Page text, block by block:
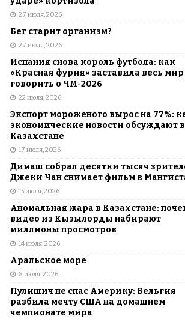
27 июля, 2026
Бег старит организм?
27 июля, 2026
Испания снова король футбола: как
«Красная фурия» заставила весь мир
говорить о ЧМ-2026
22 июля, 2026
Экспорт мороженого вырос на 77%:
экономические новости обсуждают в
Казахстане
17 июля, 2026
Димаш собрал десятки тысяч
Джеки Чан снимает фильм в
15 июля, 2026
Аномальная жара в Казахстане:
видео из Кызылорды набирают
миллионы просмотров
14 июля, 2026
Аральское море
8 июля, 2026
Пулишич не спас Америку: Бельгия
разбила мечту США на домашнем
чемпионате мира